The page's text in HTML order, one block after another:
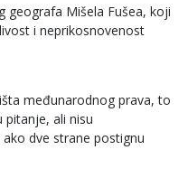
geografa Mišela Fušea, koji
i neprikosnovenost
međunarodnog prava, to
pitanje, ali nisu
dve strane postignu